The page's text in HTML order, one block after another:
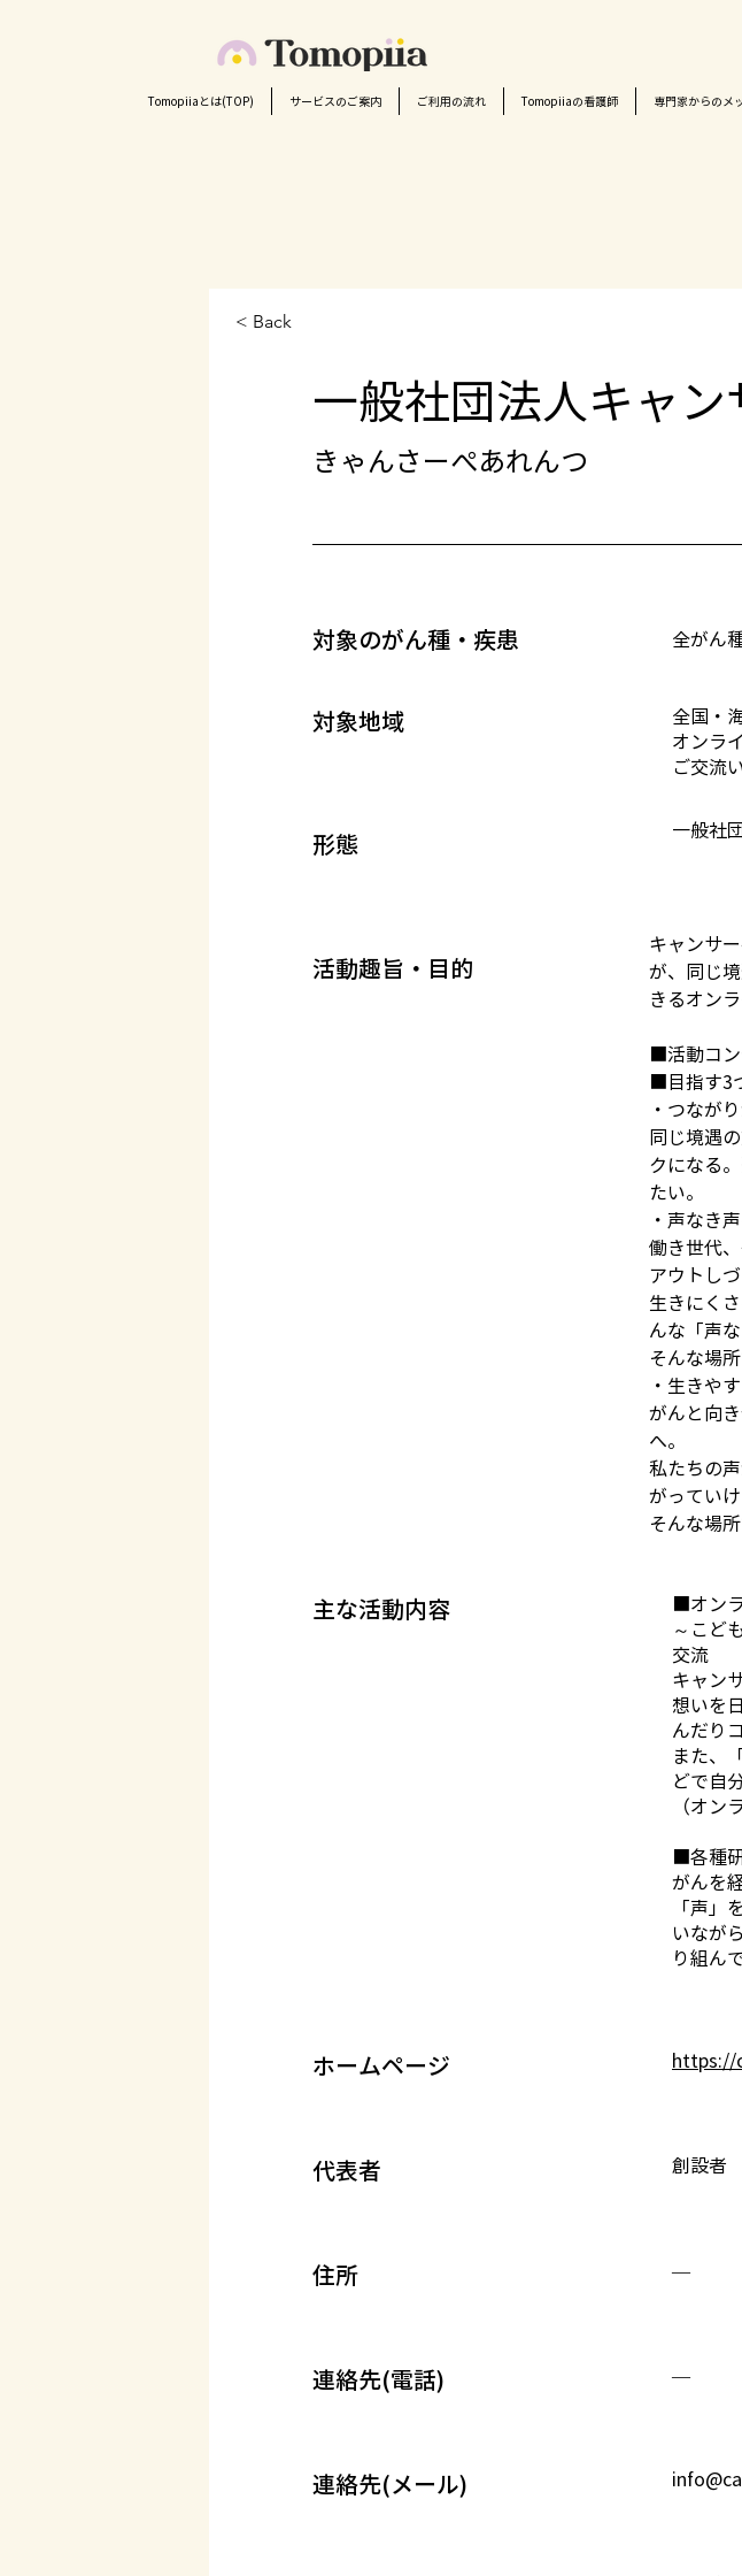
Tomopiiaとは(TOP) サービスのご案内 ご利用の流れ Tomopiiaの看護師 専門家からのメ
< Back
一般社団法人キャン
きゃんさーぺあれんつ
対象のがん種・疾患
対象地域
形態
活動趣旨・目的
主な活動内容
ホームページ
代表者
住所
連絡先(電話)
連絡先(メール)
全がん
全国・
オンラ
ご交流
一般社
キャンサ
が、同じ
きるオン
■活動コ
■目指す3
・つなが
同じ境遇
クになる
たい。
・声なき
働き世代
アウトし
生きにく
んな「声
そんな場
・生きや
がんと向
へ。
私たちの
がっていけ
そんな場
■オン
～こど
交流
キャン
想いを
んだり
また、
どで自
（オン
■各種
がんを
「声」
いなが
り組ん
https://
創設者
—
—